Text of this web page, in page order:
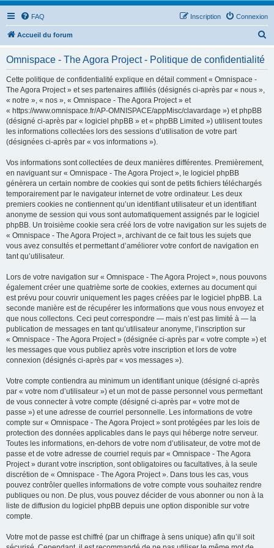
FAQ Connexion
Inscription
Accueil du forum
Omnispace - The Agora Project - Politique de confidentialité
Cette politique de confidentialité explique en détail comment « Omnispace -
The Agora Project » et ses partenaires affiliés (désignés ci-après par « nous »,
« notre », « nos », « Omnispace - The Agora Project » et
« https://www.omnispace.fr/AP-OMNISPACE/appMisc/clavardage ») et phpBB
(désigné ci-après par « logiciel phpBB » et « phpBB Limited ») utilisent toutes
les informations collectées lors des sessions d’utilisation de votre part
(désignées ci-après par « vos informations »).
Vos informations sont collectées de deux manières différentes. Premièrement,
en naviguant sur « Omnispace - The Agora Project », le logiciel phpBB
génèrera un certain nombre de cookies qui sont de petits fichiers téléchargés
temporairement par le navigateur internet de votre ordinateur. Les deux
premiers cookies ne contiennent qu’un identifiant utilisateur et un identifiant
anonyme de session qui vous sont automatiquement assignés par le logiciel
phpBB. Un troisième cookie sera créé lors de votre navigation sur les sujets de
« Omnispace - The Agora Project », archivant de ce fait tous les sujets que
vous avez consultés et permettant d’améliorer votre confort de navigation en
tant qu’utilisateur.
Lors de votre navigation sur « Omnispace - The Agora Project », nous pouvons
également créer une quatrième sorte de cookies, externes au document qui
est prévu pour couvrir uniquement les pages créées par le logiciel phpBB. La
seconde manière est de récupérer les informations que vous nous envoyez et
que nous collectons. Ceci peut correspondre — mais n’est pas limité à — la
publication de messages en tant qu’utilisateur anonyme, l’inscription sur
« Omnispace - The Agora Project » (désignée ci-après par « votre compte ») et
les messages que vous publiez après votre inscription et lors de votre
connexion (désignés ci-après par « vos messages »).
Votre compte contiendra au minimum un identifiant unique (désigné ci-après
par « votre nom d’utilisateur ») et un mot de passe personnel vous permettant
de vous connecter à votre compte (désigné ci-après par « votre mot de
passe ») et une adresse de courriel personnelle. Les informations de votre
compte sur « Omnispace - The Agora Project » sont protégées par les lois de
protection des données applicables dans le pays qui héberge notre serveur.
Toutes les informations, en-dehors de votre nom d’utilisateur, de votre mot de
passe et de votre adresse de courriel requis par « Omnispace - The Agora
Project » durant votre inscription, sont obligatoires ou facultatives, à la seule
discrétion de « Omnispace - The Agora Project ». Dans tous les cas, vous
pouvez contrôler quelles informations de votre compte vous souhaitez rendre
publiques ou non. De plus, vous pouvez décider de vous abonner ou non à la
liste de diffusion du logiciel phpBB depuis une option disponible sur votre
compte.
Votre mot de passe est chiffré (par un chiffrage à sens unique) afin qu’il soit